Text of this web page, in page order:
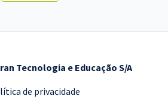
Tecnologia e Educação S/A
de privacidade